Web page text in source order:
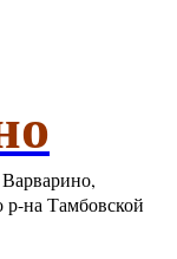
на Тамбовской